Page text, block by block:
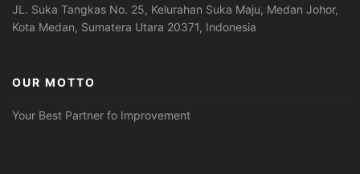
JL. Suka Tangkas No. 25, Kelurahan Suka Maju, Medan Johor,
Kota Medan, Sumatera Utara 20371, Indonesia
OUR MOTTO
Your Best Partner fo Improvement